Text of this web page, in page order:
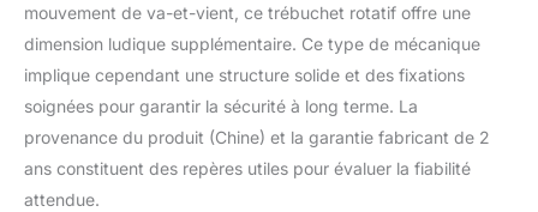
un confort
exceptionnel, tandis
que les roues butoirs
atterrissages doux et
une utilisation sans
secousses pour vos
mouvement de va-et-vient, ce trébuchet rotatif offre une
dimension ludique supplémentaire. Ce type de mécanique
implique cependant une structure solide et des fixations
soignées pour garantir la sécurité à long terme. La
provenance du produit (Chine) et la garantie fabricant de 2
ans constituent des repères utiles pour évaluer la fiabilité
attendue.